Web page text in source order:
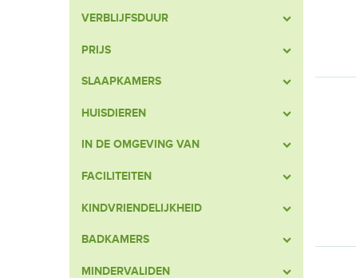
VERBLIJFSDUUR
PRIJS
SLAAPKAMERS
HUISDIEREN
IN DE OMGEVING VAN
FACILITEITEN
KINDVRIENDELIJKHEID
BADKAMERS
MINDERVALIDEN